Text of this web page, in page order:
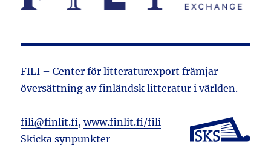
FILI – Center för litteraturexport främjar
översättning av finländsk litteratur i världen.
fili@finlit.fi,www.finlit.fi/fili
Skicka synpunkter